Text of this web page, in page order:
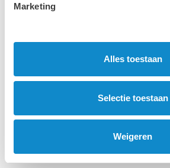
Marketing
Alles toestaan
Selectie toestaan
Weigeren
Juridische informatie Privacybeleid
Algemene voorwaarden